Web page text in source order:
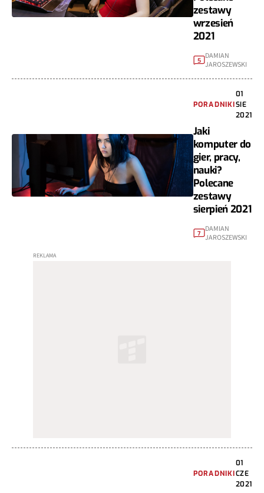
zestawy
wrzesień
2021
5 DAMIAN
JAROSZEWSKI
PORADNIKI
01
SIE
2021
Jaki
komputer do
gier, pracy,
nauki?
Polecane
zestawy
sierpień 2021
7 DAMIAN
JAROSZEWSKI
PORADNIKI
01
CZE
2021